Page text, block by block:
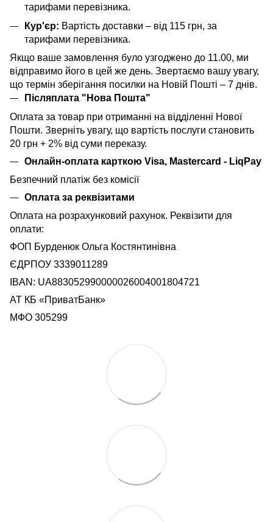
тарифами перевізника.
Кур'єр: Вартість доставки – від 115 грн, за
тарифами перевізника.
Якщо ваше замовлення було узгоджено до 11.00, ми
відправимо його в цей же день. Звертаємо вашу увагу,
що термін зберігання посилки на Новій Пошті – 7 днів.
Післяплата "Нова Пошта"
Оплата за товар при отриманні на відділенні Нової
Пошти. Зверніть увагу, що вартість послуги становить
20 грн + 2% від суми переказу.
Онлайн-оплата карткою Visa, Mastercard - LiqPay
Безпечний платіж без комісії
Оплата за реквізитами
Оплата на розрахунковий рахунок. Реквізити для
оплати:
ФОП Бурденюк Ольга Костянтинівна
ЄДРПОУ 3339011289
IBAN: UA883052990000026004001804721
АТ КБ «ПриватБанк»
МФО 305299